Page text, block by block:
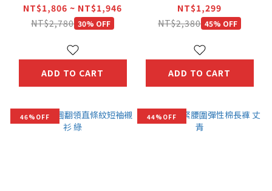
NT$1,806 ~ NT$1,946
NT$2,780 30% OFF
ADD TO CART
NT$1,299
NT$2,380 45% OFF
ADD TO CART
46%OFF 44%OFF